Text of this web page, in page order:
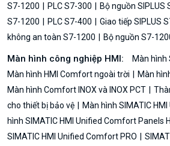
S7-1200
PLC S7-300 Bộ nguồn SIPLUS
S7-1200
PLC S7-400 Giao tiếp SIPLUS
không an toàn S7-1200
Bộ nguồn S7-
Màn hình công nghiệp HMI:
Màn
Màn hình HMI Comfort ngoài trời
Màn
Màn hình Comfort INOX và INOX PCT
cho thiết bị bảo vệ
Màn hình SIMATIC
hình SIMATIC HMI Unified Comfort Panels
SIMATIC HMI Unified Comfort PRO